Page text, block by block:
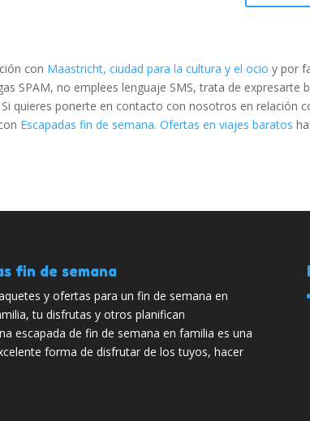
con Maastricht, ciudad para la cultura y el ocio y por
SPAM, no emplees lenguaje SMS, trata de expresarte
quieres ponerte en contacto con nosotros en relación
Escapadas fin de semana. Ofertas en viajes baratos
fin de semana
y ofertas para un fin de semana en
tu disfrutas y otros planifican
escapada de fin de semana en familia es una
forma de disfrutar de los tuyos, hacer